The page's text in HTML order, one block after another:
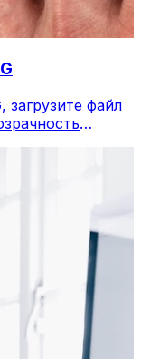
загрузите файл